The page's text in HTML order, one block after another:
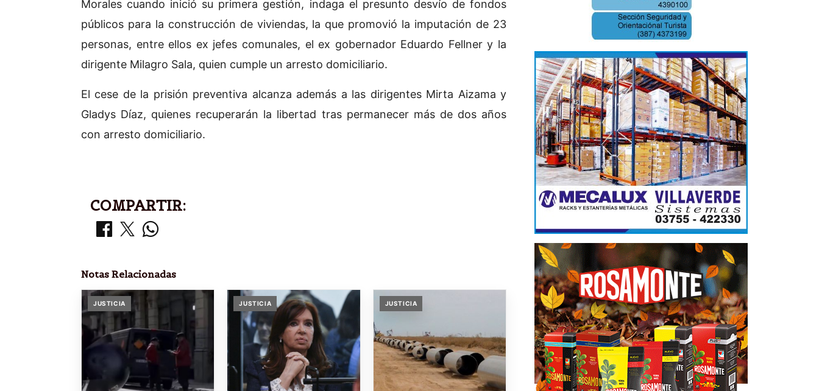
Morales cuando inició su primera gestión, indaga el presunto desvío de fondos
públicos para la construcción de viviendas, la que promovió la imputación de 23
personas, entre ellos ex jefes comunales, el ex gobernador Eduardo Fellner y la
dirigente Milagro Sala, quien cumple un arresto domiciliario.
El cese de la prisión preventiva alcanza además a las dirigentes Mirta Aizama y
Gladys Díaz, quienes recuperarán la libertad tras permanecer más de dos años
con arresto domiciliario.
COMPARTIR:
Notas Relacionadas
JUSTICIA JUSTICIA JUSTICIA